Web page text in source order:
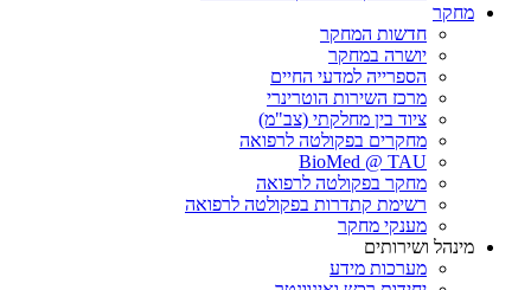
מחקר
חדשות המחקר
יושרה במחקר
הספרייה למדעי החיים
מרכז השירות הוטרינרי
ציוד בין מחלקתי (צב"מ)
מחקרים בפקולטה לרפואה
BioMed @ TAU
מחקר בפקולטה לרפואה
רשימת קתדרות בפקולטה לרפואה
מענקי מחקר
מינהל ושירותים
מערכות מידע